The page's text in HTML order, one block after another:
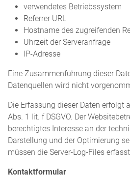
verwendetes Betriebssystem
Referrer URL
Hostname des zugreifenden
Uhrzeit der Serveranfrage
IP-Adresse
Eine Zusammenführung dieser
Datenquellen wird nicht
Die Erfassung dieser Daten erfolgt
Abs. 1 lit. f DSGVO. Der
berechtigtes Interesse an der
Darstellung und der Optimierung
müssen die Server-Log-Files
Kontaktformular